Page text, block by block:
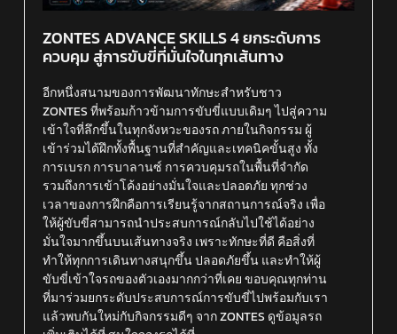
ZONTES ADVANCE SKILLS 4 ยกระดับการ
ควบคุม สู่การขับขี่ที่มั่นใจในทุกเส้นทาง
อีกหนึ่งสนามของการพัฒนาทักษะสำหรับชาว
ZONTES ที่พร้อมก้าวข้ามการขับขี่แบบเดิมๆ ไปสู่ความ
เข้าใจที่ลึกขึ้นในทุกจังหวะของรถ ภายในกิจกรรม ผู้
เข้าร่วมได้ฝึกทั้งพื้นฐานที่สำคัญและเทคนิคขั้นสูง ทั้ง
การเบรก การบาลานซ์ การควบคุมรถในพื้นที่จำกัด
รวมถึงการเข้าโค้งอย่างมั่นใจและปลอดภัย ทุกช่วง
เวลาของการฝึกคือการเรียนรู้จากสถานการณ์จริง เพื่อ
ให้ผู้ขับขี่สามารถนำประสบการณ์กลับไปใช้ได้อย่าง
มั่นใจมากขึ้นบนเส้นทางจริง เพราะทักษะที่ดี คือสิ่งที่
ทำให้ทุกการเดินทางสนุกขึ้น ปลอดภัยขึ้น และทำให้ผู้
ขับขี่เข้าใจรถของตัวเองมากกว่าที่เคย ขอบคุณทุกท่าน
ที่มาร่วมยกระดับประสบการณ์การขับขี่ไปพร้อมกับเรา
แล้วพบกันใหม่กับกิจกรรมดีๆ จาก ZONTES ดูข้อมูลรถ